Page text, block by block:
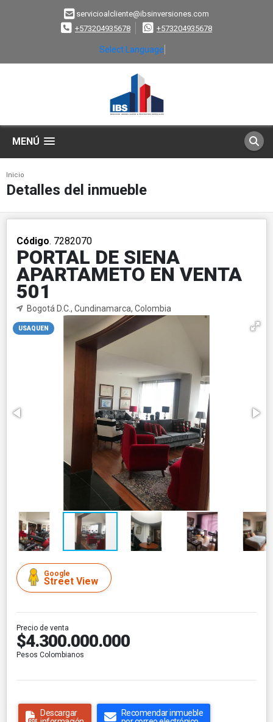
servicioalcliente@ibsinversiones.com
+573204935678
+573204935678
Select Language
MENÚ
Inicio
Detalles del inmueble
Código. 7282070
PORTAL DE SIENA
APARTAMETO EN VENTA
501
Bogotá D.C., Cundinamarca, Colombia
USAQUEN
Google
Street View
Precio de venta
$4.300.000.000
Pesos Colombianos
Descargar
Recomendar inmueble